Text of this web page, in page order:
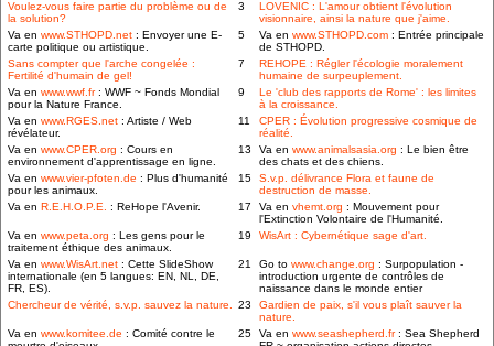
Voulez-vous faire partie du problème ou de
la solution?
3
LOVENIC : L'amour obtient l'évolution
visionnaire, ainsi la nature que j'aime.
Va en www.STHOPD.net : Envoyer une E-
carte politique ou artistique.
5 Va en www.STHOPD.com : Entrée principale
de STHOPD.
Sans compter que l'arche congelée :
Fertilité d'humain de gel!
7
REHOPE : Régler l'écologie moralement
humaine de surpeuplement.
Va en www.wwf.fr: WWF ~ Fonds Mondial
pour la Nature France.
9
Le 'club des rapports de Rome' : les limites
à la croissance.
Va en www.RGES.net : Artiste / Web
révélateur.
11
CPER : Évolution progressive cosmique de
réalité.
Va en www.CPER.org : Cours en
environnement d'apprentissage en ligne.
13 Va en www.animalsasia.org : Le bien être
des chats et des chiens.
Va en www.vier-pfoten.de : Plus d'humanité
pour les animaux.
15
S.v.p. délivrance Flora et faune de
destruction de masse.
Va en R.E.H.O.P.E. : ReHope l'Avenir. 17 Va en vhemt.org : Mouvement pour
l'Extinction Volontaire de l'Humanité.
Va en www.peta.org : Les gens pour le
traitement éthique des animaux.
19 WisArt : Cybernétique sage d'art.
Va en www.WisArt.net : Cette SlideShow
internationale (en 5 langues: EN, NL, DE,
FR, ES).
21 Go to www.change.org : Surpopulation -
introduction urgente de contrôles de
naissance dans le monde entier
Chercheur de vérité, s.v.p. sauvez la nature. 23
Gardien de paix, s'il vous plaît sauver la
nature.
Va en www.komitee.de : Comité contre le
25 Va en www.seashepherd.fr: Sea Shepherd